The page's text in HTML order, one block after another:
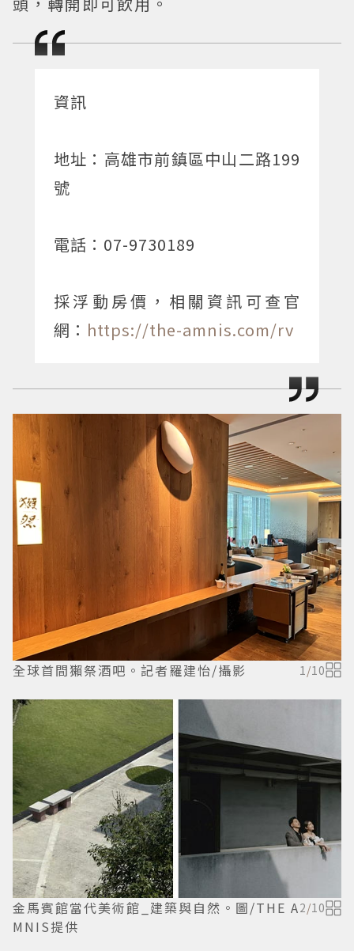
資訊
地址：高雄市前鎮區中山二路199
號
電話：07-9730189
採浮動房價，相關資訊可查官
網： https://the-amnis.com/rv
全球首間獺祭酒吧。記者羅建怡/攝影 1 /10
金馬賓館當代美術館_建築與自然。圖/THE A
MNIS提供
2/10